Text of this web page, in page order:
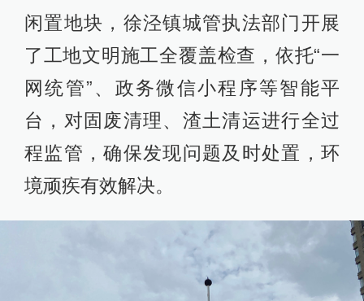
闲置地块，徐泾镇城管执法部门开展
了工地文明施工全覆盖检查，依托“一
网统管”、政务微信小程序等智能平
台，对固废清理、渣土清运进行全过
程监管，确保发现问题及时处置，环
境顽疾有效解决。